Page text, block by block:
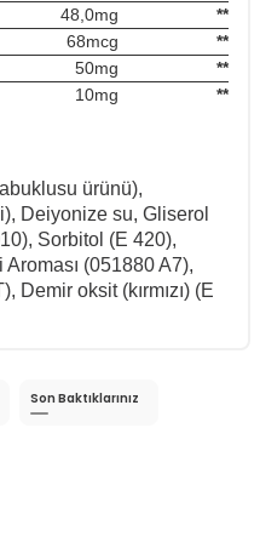
48,0mg
**
68mcg
**
50mg
**
10mg
**
ürünü),
Deiyonize su, Gliserol
Sorbitol (E 420),
(051880 A7),
Demir oksit (kırmızı) (E
Son Baktıklarınız